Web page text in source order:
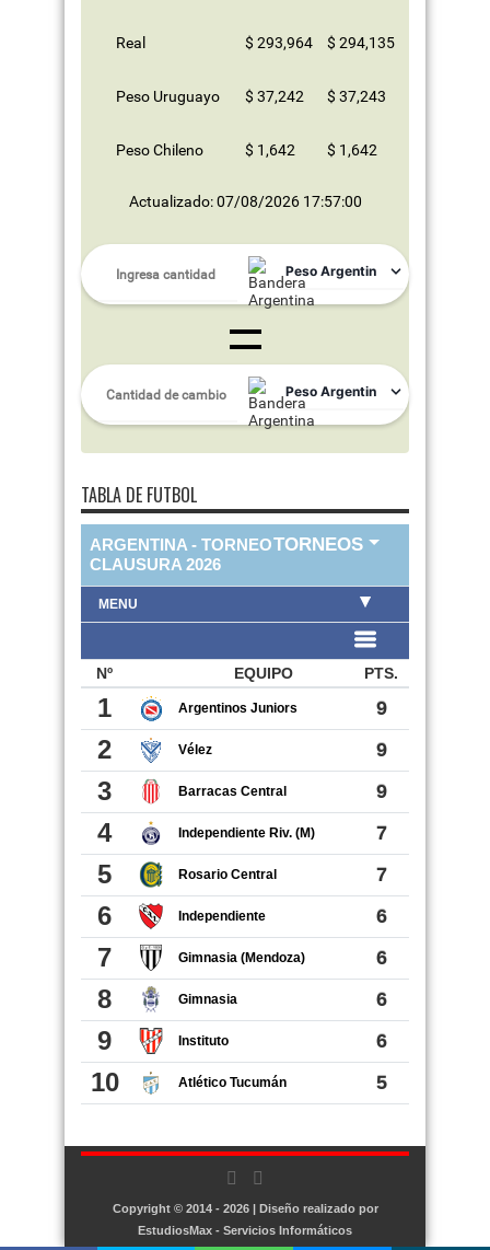
Real $ 293,964 $ 294,135
Peso Uruguayo $ 37,242 $ 37,243
Peso Chileno $ 1,642 $ 1,642
Actualizado: 07/08/2026 17:57:00
TABLA DE FUTBOL
Copyright © 2014 - 2026 | Diseño realizado por
EstudiosMax - Servicios Informáticos